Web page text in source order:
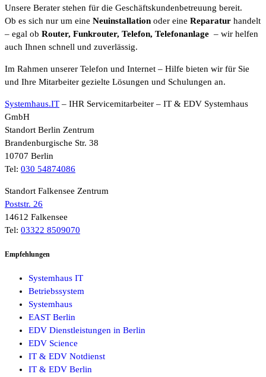
Unsere Berater stehen für die Geschäftskundenbetreuung bereit.
Ob es sich nur um eine Neuinstallation oder eine Reparatur handelt
– egal ob Router, Funkrouter, Telefon, Telefonanlage – wir helfen
auch Ihnen schnell und zuverlässig.
Im Rahmen unserer Telefon und Internet – Hilfe bieten wir für Sie
und Ihre Mitarbeiter gezielte Lösungen und Schulungen an.
Systemhaus.IT – IHR Servicemitarbeiter – IT & EDV Systemhaus
GmbH
Standort Berlin Zentrum
Brandenburgische Str. 38
10707 Berlin
Tel: 030 54874086
Standort Falkensee Zentrum
Poststr. 26
14612 Falkensee
Tel: 03322 8509070
Empfehlungen
Systemhaus IT
Betriebssystem
Systemhaus
EAST Berlin
EDV Dienstleistungen in Berlin
EDV Science
IT & EDV Notdienst
IT & EDV Berlin